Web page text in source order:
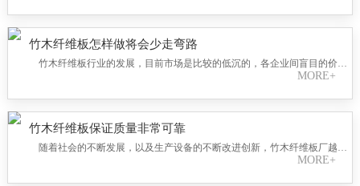
竹木纤维板怎样做将会少走弯路
竹木纤维板行业的发展，目前市场是比较的低沉的，各企业间盲目的价格
战争不断，同质化也十分的严重，各个竹木纤维板应该不断的做好产品的创
MORE+
竹木纤维板保证质量非常可靠
随着社会的不断发展，以及生产设备的不断改进创新，竹木纤维板厂越来
越多，其整个行业的发展力量也在不断增加。竹木纤维板厂面对如此激烈的
MORE+